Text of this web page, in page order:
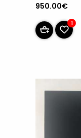
950.00€
1